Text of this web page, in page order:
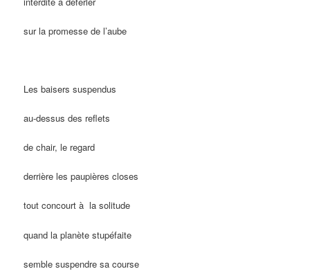
sur la promesse de l’aube
Les baisers suspendus
au-dessus des reflets
de chair, le regard
derrière les paupières closes
tout concourt à la solitude
quand la planète stupéfaite
semble suspendre sa course